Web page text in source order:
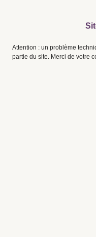
Attention : un problème
partie du site. Merci de votre